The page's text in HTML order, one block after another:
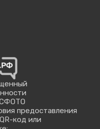
предоставления
код или